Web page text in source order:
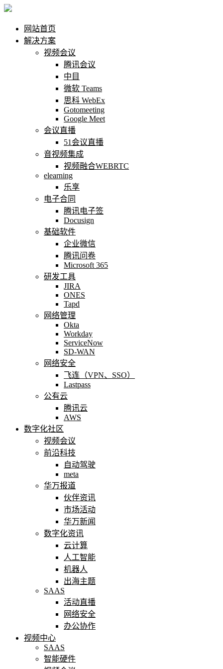
网站首页
解决方案
视频会议
腾讯会议
中目
微软 Teams
思科 WebEx
Gotomeeting
Google Meet
会议直播
51会议直播
音视频集成
视频融合WEBRTC
elearning
乐享
电子合同
腾讯电子签
Docusign
基础软件
企业微信
腾讯问卷
Microsoft 365
研发工具
JIRA
ONES
Tapd
网络管理
Okta
Workday
ServiceNow
SD-WAN
网络安全
飞连（VPN、SSO）
Lastpass
公有云
腾讯云
AWS
数字化社区
视频会议
前沿科技
自动驾驶
meta
华万报道
伙伴资讯
市场活动
华万新闻
数字化资讯
云计算
人工智能
机器人
出海主题
SAAS
活动直播
网络安全
办公协作
视频中心
SAAS
智能硬件